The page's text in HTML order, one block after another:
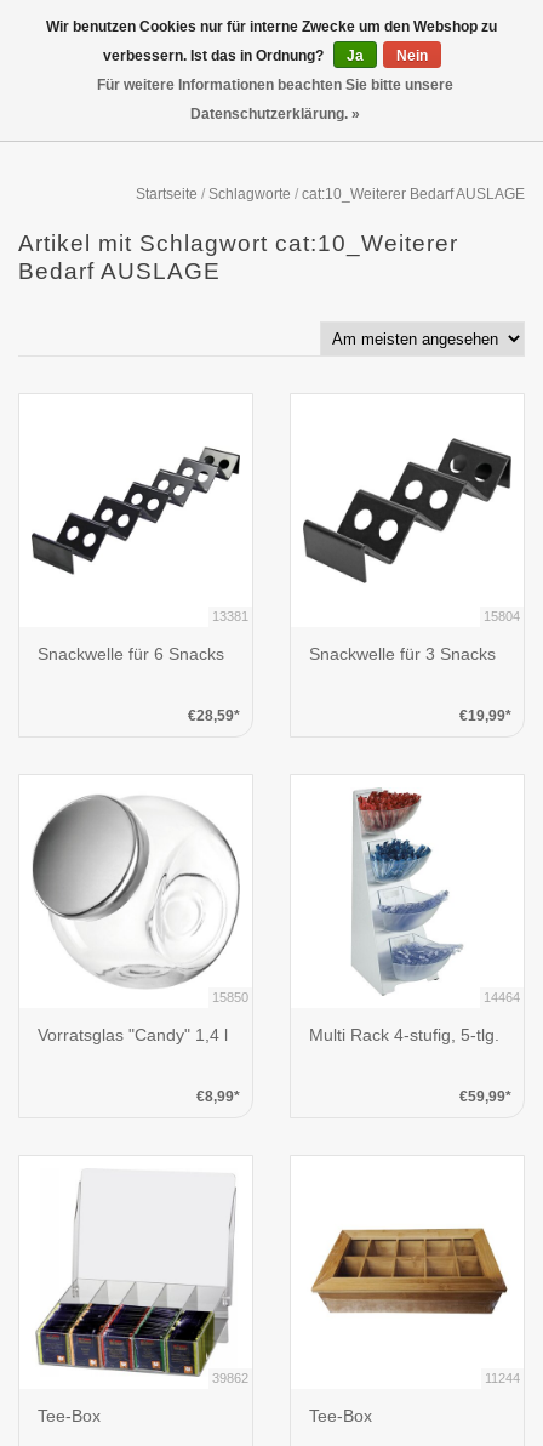
Startseite / Schlagworte / cat:10_Weiterer Bedarf AUSLAGE
Artikel mit Schlagwort cat:10_Weiterer
Bedarf AUSLAGE
13381
Snackwelle für 6 Snacks
€28,59*
15804
Snackwelle für 3 Snacks
€19,99*
15850
Vorratsglas "Candy" 1,4 l
€8,99*
14464
Multi Rack 4-stufig, 5-tlg.
€59,99*
39862
Tee-Box
11244
Tee-Box
Wir benutzen Cookies nur für interne Zwecke um den Webshop zu
verbessern. Ist das in Ordnung?
Ja
Nein
Für weitere Informationen beachten Sie bitte unsere
Datenschutzerklärung. »